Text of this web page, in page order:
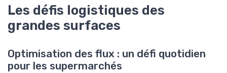
Les défis logistiques des
grandes surfaces
Optimisation des flux : un défi quotidien
pour les supermarchés